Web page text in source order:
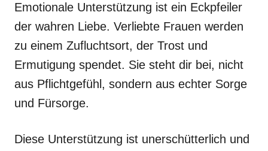
Emotionale Unterstützung ist ein Eckpfeiler
der wahren Liebe. Verliebte Frauen werden
zu einem Zufluchtsort, der Trost und
Ermutigung spendet. Sie steht dir bei, nicht
aus Pflichtgefühl, sondern aus echter Sorge
und Fürsorge.
Diese Unterstützung ist unerschütterlich und